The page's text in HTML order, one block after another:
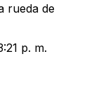
rueda de
p. m.